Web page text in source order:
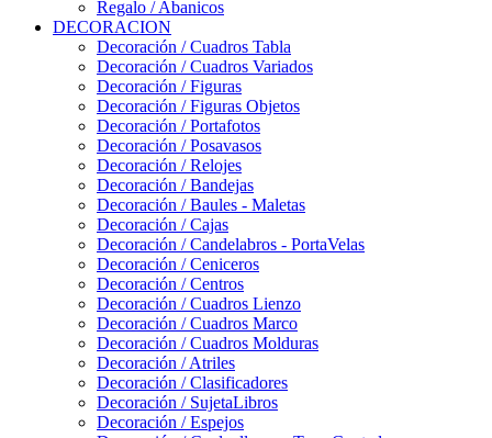
Regalo / Abanicos
DECORACION
Decoración / Cuadros Tabla
Decoración / Cuadros Variados
Decoración / Figuras
Decoración / Figuras Objetos
Decoración / Portafotos
Decoración / Posavasos
Decoración / Relojes
Decoración / Bandejas
Decoración / Baules - Maletas
Decoración / Cajas
Decoración / Candelabros - PortaVelas
Decoración / Ceniceros
Decoración / Centros
Decoración / Cuadros Lienzo
Decoración / Cuadros Marco
Decoración / Cuadros Molduras
Decoración / Atriles
Decoración / Clasificadores
Decoración / SujetaLibros
Decoración / Espejos